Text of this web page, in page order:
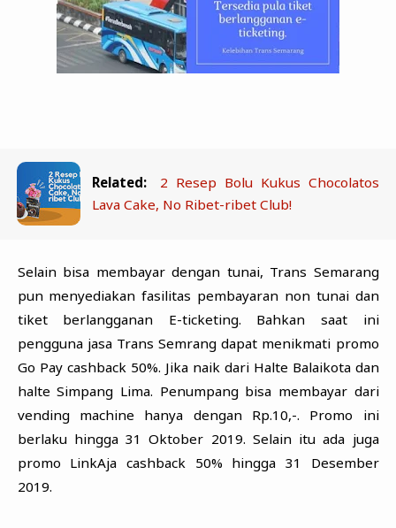
Related:
2 Resep Bolu Kukus Chocolatos
Lava Cake, No Ribet-ribet Club!
Selain bisa membayar dengan tunai, Trans Semarang
pun menyediakan fasilitas pembayaran non tunai dan
tiket berlangganan E-ticketing. Bahkan saat ini
pengguna jasa Trans Semrang dapat menikmati promo
Go Pay cashback 50%. Jika naik dari Halte Balaikota dan
halte Simpang Lima. Penumpang bisa membayar dari
vending machine hanya dengan Rp.10,-. Promo ini
berlaku hingga 31 Oktober 2019. Selain itu ada juga
promo LinkAja cashback 50% hingga 31 Desember
2019.